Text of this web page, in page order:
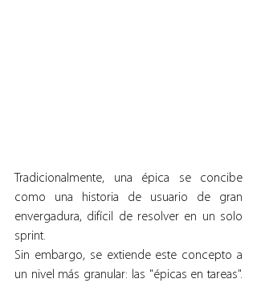
Tradicionalmente, una épica se concibe
como una historia de usuario de gran
envergadura, difícil de resolver en un solo
sprint.
Sin embargo, se extiende este concepto a
un nivel más granular: las "épicas en tareas".